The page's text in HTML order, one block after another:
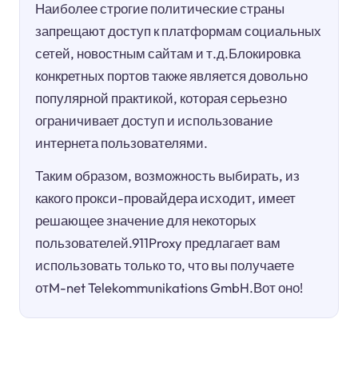
Наиболее строгие политические страны
запрещают доступ к платформам социальных
сетей, новостным сайтам и т.д.Блокировка
конкретных портов также является довольно
популярной практикой, которая серьезно
ограничивает доступ и использование
интернета пользователями.
Таким образом, возможность выбирать, из
какого прокси-провайдера исходит, имеет
решающее значение для некоторых
пользователей.911Proxy предлагает вам
использовать только то, что вы получаете
отM-net Telekommunikations GmbH.Вот оно!